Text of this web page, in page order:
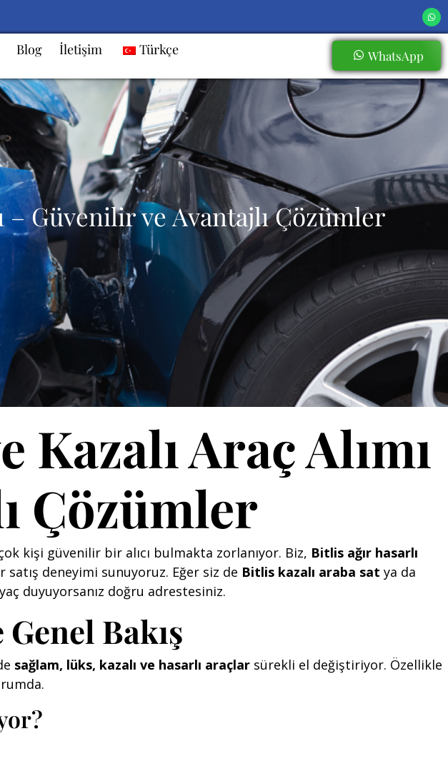
Blog İletişim Türkçe WhatsApp
– Güvenilir ve Avantajlı Çözümler
Kazalı Araç Alımı
Çözümler
kişi güvenilir bir alıcı bulmakta zorlanıyor. Biz, Bitlis ağır hasarlı
satış deneyimi sunuyoruz. Eğer siz de Bitlis kazalı araba sat ya da
duyuyorsanız doğru adrestesiniz.
Bakış
sağlam, lüks, kazalı ve hasarlı araçlar sürekli el değiştiriyor. Özellikle